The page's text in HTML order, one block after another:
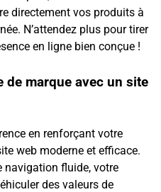
directement vos produits à
N’attendez plus pour tirer
en ligne bien conçue !
de marque avec un site
en renforçant votre
web moderne et efficace.
navigation fluide, votre
des valeurs de